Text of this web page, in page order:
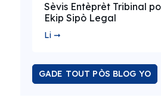
Sèvis Entèprèt Tribinal
Ekip Sipò Legal
Li ➞
GADE TOUT PÒS BLOG YO